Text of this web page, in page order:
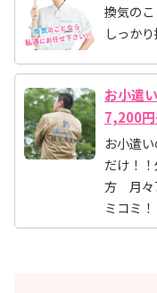
換気の
しっか
お小遣
7,200
お小遣
だけ！
方 月々
ミコミ！